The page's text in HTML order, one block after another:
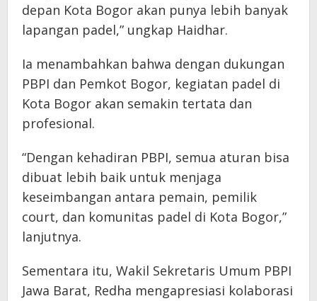
depan Kota Bogor akan punya lebih banyak
lapangan padel,” ungkap Haidhar.
Ia menambahkan bahwa dengan dukungan
PBPI dan Pemkot Bogor, kegiatan padel di
Kota Bogor akan semakin tertata dan
profesional.
“Dengan kehadiran PBPI, semua aturan bisa
dibuat lebih baik untuk menjaga
keseimbangan antara pemain, pemilik
court, dan komunitas padel di Kota Bogor,”
lanjutnya.
Sementara itu, Wakil Sekretaris Umum PBPI
Jawa Barat, Redha mengapresiasi kolaborasi